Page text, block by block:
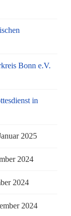
Bonn e.V.
in
2025
2024
2024
2024